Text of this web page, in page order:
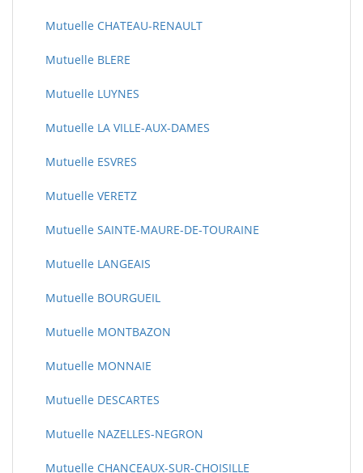
Mutuelle CHATEAU-RENAULT
Mutuelle BLERE
Mutuelle LUYNES
Mutuelle LA VILLE-AUX-DAMES
Mutuelle ESVRES
Mutuelle VERETZ
Mutuelle SAINTE-MAURE-DE-TOURAINE
Mutuelle LANGEAIS
Mutuelle BOURGUEIL
Mutuelle MONTBAZON
Mutuelle MONNAIE
Mutuelle DESCARTES
Mutuelle NAZELLES-NEGRON
Mutuelle CHANCEAUX-SUR-CHOISILLE